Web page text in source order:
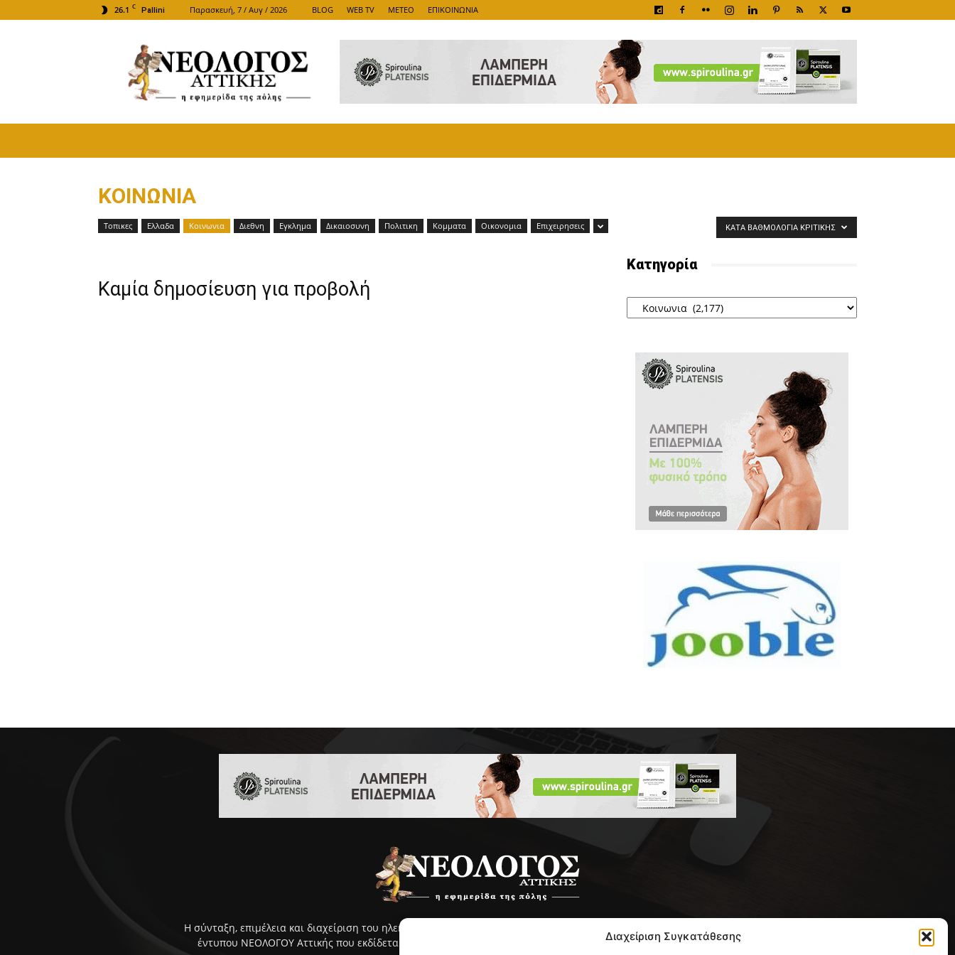
Διαχείριση Συγκατάθεσης
26.1 C Pallini Παρασκευή, 7 / Αυγ / 2026 BLOG WEB TV METEO ΕΠΙΚΟΙΝΩΝΙΑ
ΑΤΤΙΚΗΣ
ΚΟΙΝΩΝΙΑ
Τοπικες Ελλαδα Κοινωνια Διεθνη Εγκλημα Δικαιοσυνη Πολιτικη Κομματα Οικονομια Επιχειρησεις ΚΑΤΆ ΒΑΘΜΟΛΟΓΊΑ ΚΡΙΤΙΚΉΣ
Καμία δημοσίευση για προβολή
Κατηγορία
Κατηγορία
Η σύνταξη, επιμέλεια και διαχείριση του ηλεκτρονικού ΝΕΟΛΟΓΟΥ Αττικής γίνεται με ευθύνη της συντακτικής ομάδας του
έντυπου ΝΕΟΛΟΓΟΥ Αττικής που εκδίδεται από το 2005 και κυκλοφορεί στην ανατολική Αττική με έδρα την Παλλήνη.